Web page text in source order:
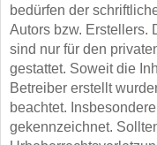
bedürfen der
Autors bzw. Erstellers.
sind nur für den
gestattet. Soweit die
Betreiber erstellt
beachtet.
gekennzeichnet.